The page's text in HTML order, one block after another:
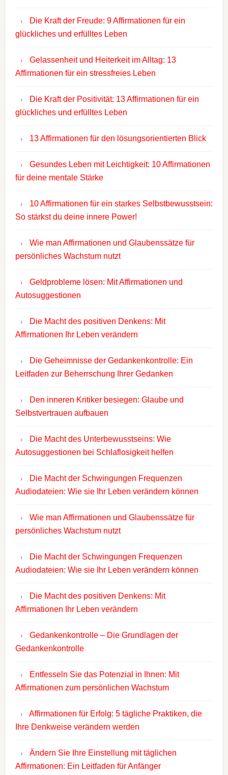
Die Kraft der Freude: 9 Affirmationen für ein
glückliches und erfülltes Leben
Gelassenheit und Heiterkeit im Alltag: 13
Affirmationen für ein stressfreies Leben
Die Kraft der Positivität: 13 Affirmationen für ein
glückliches und erfülltes Leben
13 Affirmationen für den lösungsorientierten Blick
Gesundes Leben mit Leichtigkeit: 10 Affirmationen
für deine mentale Stärke
10 Affirmationen für ein starkes Selbstbewusstsein:
So stärkst du deine innere Power!
Wie man Affirmationen und Glaubenssätze für
persönliches Wachstum nutzt
Geldprobleme lösen: Mit Affirmationen und
Autosuggestionen
Die Macht des positiven Denkens: Mit
Affirmationen Ihr Leben verändern
Die Geheimnisse der Gedankenkontrolle: Ein
Leitfaden zur Beherrschung Ihrer Gedanken
Den inneren Kritiker besiegen: Glaube und
Selbstvertrauen aufbauen
Die Macht des Unterbewusstseins: Wie
Autosuggestionen bei Schlaflosigkeit helfen
Die Macht der Schwingungen Frequenzen
Audiodateien: Wie sie Ihr Leben verändern können
Wie man Affirmationen und Glaubenssätze für
persönliches Wachstum nutzt
Die Macht der Schwingungen Frequenzen
Audiodateien: Wie sie Ihr Leben verändern können
Die Macht des positiven Denkens: Mit
Affirmationen Ihr Leben verändern
Gedankenkontrolle – Die Grundlagen der
Gedankenkontrolle
Entfesseln Sie das Potenzial in Ihnen: Mit
Affirmationen zum persönlichen Wachstum
Affirmationen für Erfolg: 5 tägliche Praktiken, die
Ihre Denkweise verändern werden
Ändern Sie Ihre Einstellung mit täglichen
Affirmationen: Ein Leitfaden für Anfänger